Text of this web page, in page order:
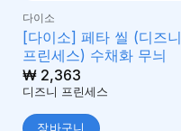
다이소
[다이소] 페타 씰 (디즈니
프린세스) 수채화 무늬
₩2,363
디즈니 프린세스
장바구니